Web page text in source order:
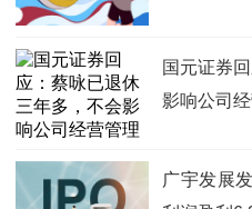
国元证券
影响公司
广宇发展